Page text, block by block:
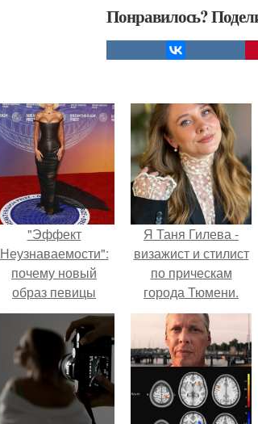
Понравилось?
"Эффект
Неузнаваемости":
почему новый
образ певицы
вызвал споры о
гранях
возможного?
Я Таня Гилева -
визажист и стилист
по прическам
города Тюмени.